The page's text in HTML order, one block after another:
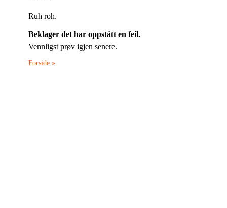
Ruh roh.
Beklager det har oppstått en feil.
Vennligst prøv igjen senere.
Forside »